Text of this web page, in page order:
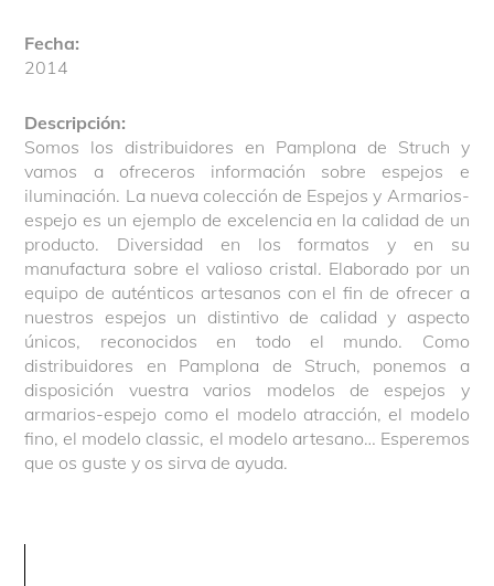
Fecha:
2014
Descripción:
Somos los distribuidores en Pamplona de Struch y
vamos a ofreceros información sobre espejos e
iluminación. La nueva colección de Espejos y Armarios-
espejo es un ejemplo de excelencia en la calidad de un
producto. Diversidad en los formatos y en su
manufactura sobre el valioso cristal. Elaborado por un
equipo de auténticos artesanos con el fin de ofrecer a
nuestros espejos un distintivo de calidad y aspecto
únicos, reconocidos en todo el mundo. Como
distribuidores en Pamplona de Struch, ponemos a
disposición vuestra varios modelos de espejos y
armarios-espejo como el modelo atracción, el modelo
fino, el modelo classic, el modelo artesano… Esperemos
que os guste y os sirva de ayuda.